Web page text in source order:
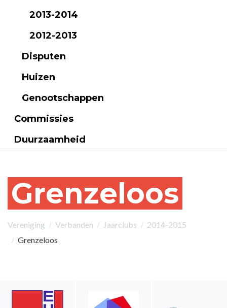
2013-2014
2012-2013
Disputen
Huizen
Genootschappen
Commissies
Duurzaamheid
Grenzeloos
Vereniging Verbanden Jaarclubs
2014-2015
Grenzeloos